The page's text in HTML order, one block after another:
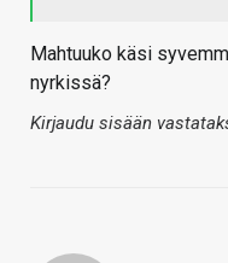
Mahtuuko käsi
nyrkissä?
Kirjaudu sisään